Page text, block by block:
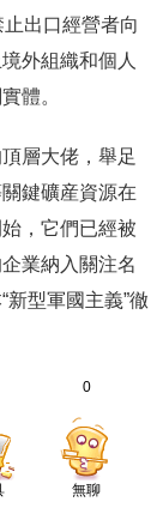
出口經營者向
外組織和個人
體。
層大佬，舉足
鍵礦産資源在
，它們已經被
業納入關注名
型軍國主義”徹
0
無聊